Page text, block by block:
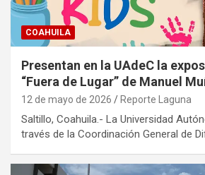
COAHUILA
Presentan en la UAdeC la
“Fuera de Lugar” de Manuel
12 de mayo de 2026 Reporte Laguna
Saltillo, Coahuila.- La Universidad
través de la Coordinación General de